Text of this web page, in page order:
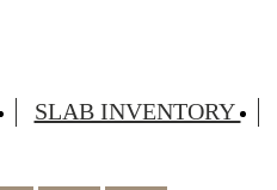
SLAB INVENTORY